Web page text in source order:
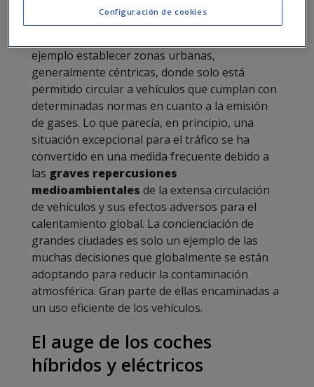
diferentes decisiones de cara a combatir y
ejemplo establecer zonas urbanas,
generalmente céntricas, donde solo está
permitido circular a vehículos que cumplan con
determinadas normas en cuanto a la emisión
de gases. Lo que parecía, en principio, una
situación excepcional para el tráfico se ha
convertido en una medida frecuente debido a
las graves repercusiones
medioambientales de la extensa circulación
de vehículos y sus efectos adversos para el
calentamiento global. La concienciación de
grandes ciudades es solo un ejemplo de las
muchas decisiones que globalmente se están
adoptando para reducir la contaminación
atmosférica. Gran parte de ellas encaminadas a
un uso eficiente de los vehículos.
El auge de los coches
híbridos y eléctricos
Configuración de cookies